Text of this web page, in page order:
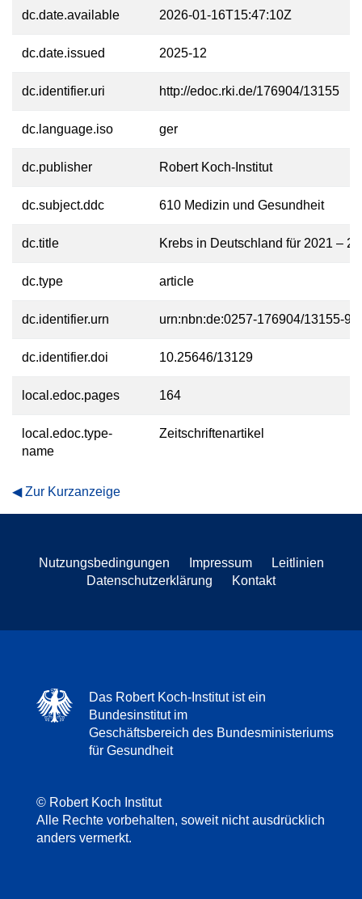
dc.date.available 2026-01-16T15:47:10Z
dc.date.issued 2025-12
dc.identifier.uri http://edoc.rki.de/176904/13155
dc.language.iso ger
dc.publisher Robert Koch-Institut
dc.subject.ddc 610 Medizin und Gesundheit
dc.title Krebs in Deutschland für 2021 –
dc.type article
dc.identifier.urn urn:nbn:de:0257-176904/13155-9
dc.identifier.doi 10.25646/13129
local.edoc.pages 164
local.edoc.type-
name
Zeitschriftenartikel
Zur Kurzanzeige
Nutzungsbedingungen Impressum
Leitlinien
Datenschutzerklärung
Kontakt
Das Robert Koch-Institut ist ein
Bundesinstitut im
Geschäftsbereich des Bundesministeriums
für Gesundheit
© Robert Koch Institut
Alle Rechte vorbehalten, soweit nicht ausdrücklich
anders vermerkt.